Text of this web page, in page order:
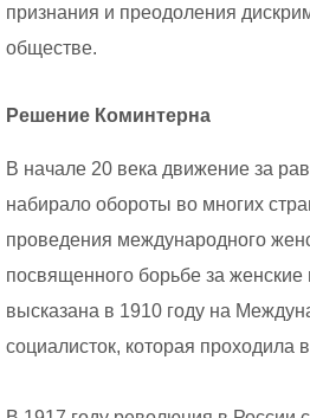
признания и преодоления
обществе.
Решение Коминтерна
В начале 20 века движение за
набирало обороты во многих
проведения международного
посвященного борьбе за
высказана в 1910 году на
социалисток, которая проходила